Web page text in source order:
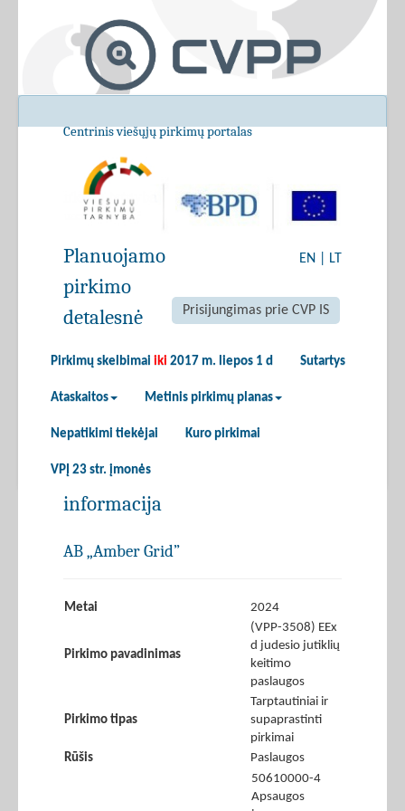
Centrinis viešųjų pirkimų portalas
EN LT
Prisijungimas prie CVP IS
Pirkimų skelbimai iki 2017 m. liepos 1 d Sutartys
Ataskaitos Metinis pirkimų planas
Nepatikimi tiekėjai Kuro pirkimai
VPĮ 23 str. įmonės
Planuojamo
pirkimo
detalesnė
informacija
AB „Amber Grid”
Metai 2024
Pirkimo pavadinimas
(VPP-3508) EEx
d judesio jutiklių
keitimo
paslaugos
Pirkimo tipas
Tarptautiniai ir
supaprastinti
pirkimai
Rūšis
Paslaugos
50610000-4
Apsaugos